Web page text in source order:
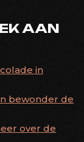
AAN
in
bewonder de
over de